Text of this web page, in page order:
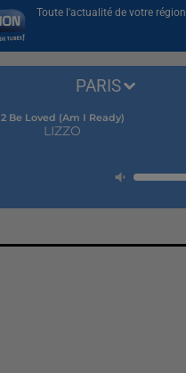
Toute l'actualité de votre région
2 Be Loved (am I Ready)
LIZZO
PARIS